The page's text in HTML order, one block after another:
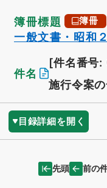
簿冊標題 簿冊
一般文書・昭和
件名
[件名番号
施行令案
目録詳細を開く
先頭 前の